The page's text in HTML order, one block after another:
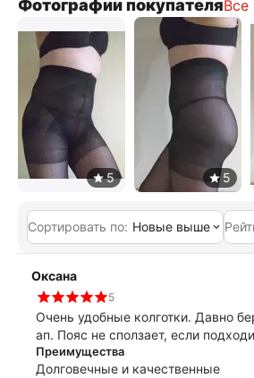
Фотографии покупателяВсе
Сортировать по: Новые выше
Оксана
5
Очень удобные колготки. Давно
ап. Пояс не сползает, если
Преимущества
Долговечные и качественные